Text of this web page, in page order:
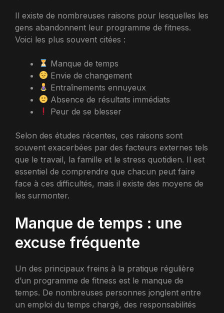
Il existe de nombreuses raisons pour lesquelles les
gens abandonnent leur programme de fitness.
Voici les plus souvent citées :
Manque de temps
Envie de changement
Entraînements ennuyeux
Absence de résultats immédiats
Peur de se blesser
Selon des études récentes, ces raisons sont
souvent exacerbées par des facteurs externes tels
que le travail, la famille et le stress quotidien. Il est
essentiel de comprendre que chacun peut faire
face à ces difficultés, mais il existe des moyens de
les surmonter.
Manque de temps : une
excuse fréquente
Un des principaux freins à la pratique régulière
d’un programme de fitness est le manque de
temps. De nombreuses personnes jonglent entre
un emploi du temps chargé, des responsabilités